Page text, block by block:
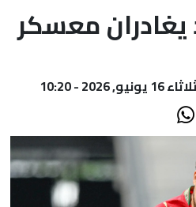
أعمدة
يغادران معسكر
يونيو, 2026 - 10:20